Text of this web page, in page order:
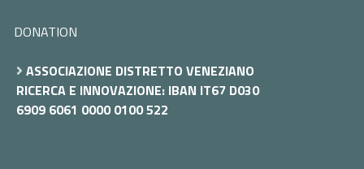
DONATION
ASSOCIAZIONE DISTRETTO VENEZIANO
RICERCA E INNOVAZIONE: IBAN IT67 D030
6909 6061 0000 0100 522